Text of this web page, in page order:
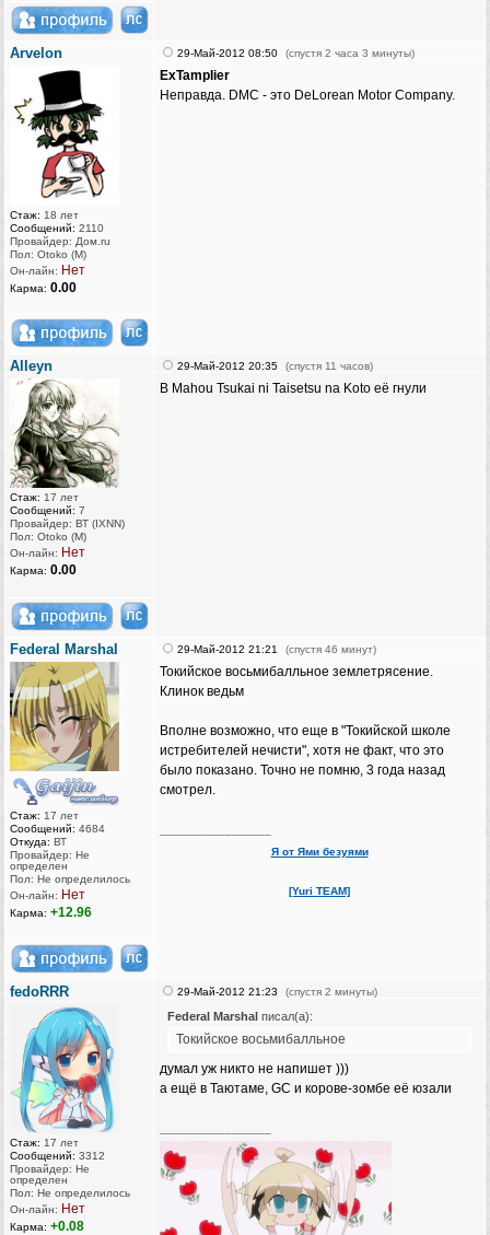
Arvelon
Стаж: 18 лет
Сообщений: 2110
Провайдер: Дом.ru
Пол: Otoko (M)
Он-лайн: Нет
Карма: 0.00
29-Май-2012 08:50 (спустя 2 часа 3 минуты)
ExTamplier
Неправда. DMC - это DeLorean Motor Company.
Alleyn
Стаж: 17 лет
Сообщений: 7
Провайдер: ВТ (IXNN)
Пол: Otoko (M)
Он-лайн: Нет
Карма: 0.00
29-Май-2012 20:35 (спустя 11 часов)
В Mahou Tsukai ni Taisetsu na Koto её гнули
Federal Marshal
Стаж: 17 лет
Сообщений: 4684
Откуда: ВТ
Провайдер: Не
определен
Пол: Не определилось
Он-лайн: Нет
Карма: +12.96
29-Май-2012 21:21 (спустя 46 минут)
Токийское восьмибалльное землетрясение.
Клинок ведьм
Вполне возможно, что еще в "Токийской школе
истребителей нечисти", хотя не факт, что это
было показано. Точно не помню, 3 года назад
смотрел.
Я от Ями безуями
[Yuri TEAM]
fedoRRR
Стаж: 17 лет
Сообщений: 3312
Провайдер: Не
определен
Пол: Не определилось
Он-лайн: Нет
Карма: +0.08
29-Май-2012 21:23 (спустя 2 минуты)
Federal Marshal писал(а):
Токийское восьмибалльное
думал уж никто не напишет )))
а ещё в Таютаме, GC и корове-зомбе её юзали